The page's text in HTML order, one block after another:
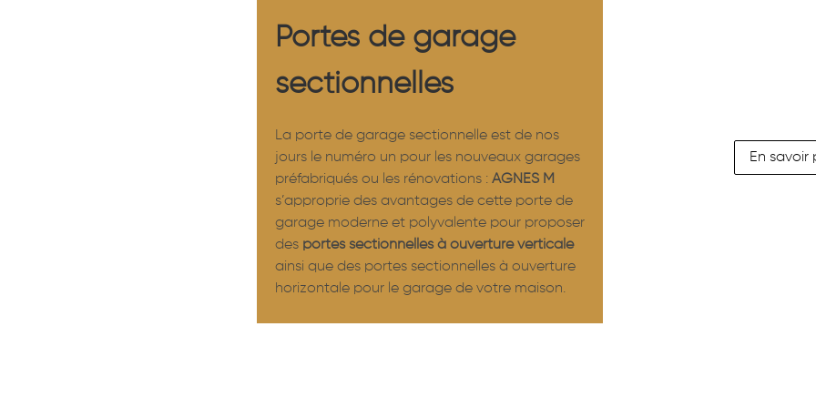
Portes de garage
sectionnelles
La porte de garage sectionnelle est de nos
jours le numéro un pour les nouveaux garages
préfabriqués ou les rénovations : AGNES M
s’approprie des avantages de cette porte de
garage moderne et polyvalente pour proposer
des portes sectionnelles à ouverture verticale
ainsi que des portes sectionnelles à ouverture
horizontale pour le garage de votre maison.
En savoir